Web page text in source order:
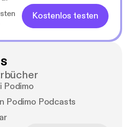
Kostenlos testen
Podimo
Podimo Podcasts